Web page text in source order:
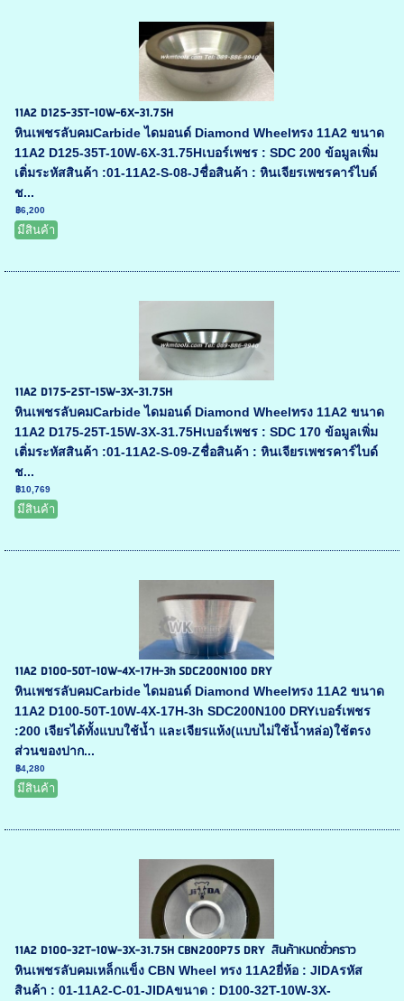
11A2 D125-35T-10W-6X-31.75H
หินเพชรลับคมCarbide ไดมอนด์ Diamond Wheelทรง 11A2 ขนาด
11A2 D125-35T-10W-6X-31.75Hเบอร์เพชร : SDC 200 ข้อมูลเพิ่ม
เติ่มระหัสสินค้า :01-11A2-S-08-Jชื่อสินค้า : หินเจียรเพชรคาร์ไบด์
ช...
฿6,200
มีสินค้า
11A2 D175-25T-15W-3X-31.75H
หินเพชรลับคมCarbide ไดมอนด์ Diamond Wheelทรง 11A2 ขนาด
11A2 D175-25T-15W-3X-31.75Hเบอร์เพชร : SDC 170 ข้อมูลเพิ่ม
เติ่มระหัสสินค้า :01-11A2-S-09-Zชื่อสินค้า : หินเจียรเพชรคาร์ไบด์
ช...
฿10,769
มีสินค้า
11A2 D100-50T-10W-4X-17H-3h SDC200N100 DRY
หินเพชรลับคมCarbide ไดมอนด์ Diamond Wheelทรง 11A2 ขนาด
11A2 D100-50T-10W-4X-17H-3h SDC200N100 DRYเบอร์เพชร
:200 เจียรได้ทั้งแบบใช้น้ำ และเจียรแห้ง(แบบไม่ใช้น้ำหล่อ)ใช้ตรง
ส่วนของปาก...
฿4,280
มีสินค้า
11A2 D100-32T-10W-3X-31.75H CBN200P75 DRY สินค้าหมดชั่วคราว
หินเพชรลับคมเหล็กแข็ง CBN Wheel ทรง 11A2ยี่ห้อ : JIDAรหัส
สินค้า : 01-11A2-C-01-JIDAขนาด : D100-32T-10W-3X-